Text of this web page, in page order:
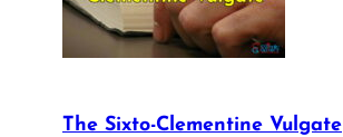
The Sixto-Clementine Vulgate